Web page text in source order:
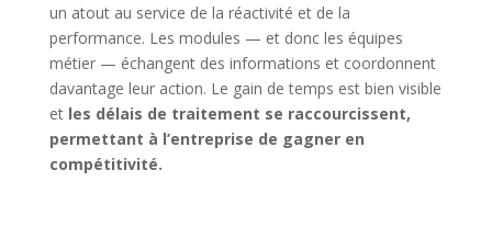
un atout au service de la réactivité et de la
performance. Les modules — et donc les équipes
métier — échangent des informations et coordonnent
davantage leur action. Le gain de temps est bien visible
et les délais de traitement se raccourcissent,
permettant à l’entreprise de gagner en
compétitivité.